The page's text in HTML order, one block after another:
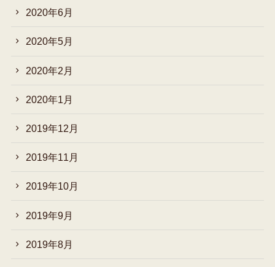
2020年6月
2020年5月
2020年2月
2020年1月
2019年12月
2019年11月
2019年10月
2019年9月
2019年8月